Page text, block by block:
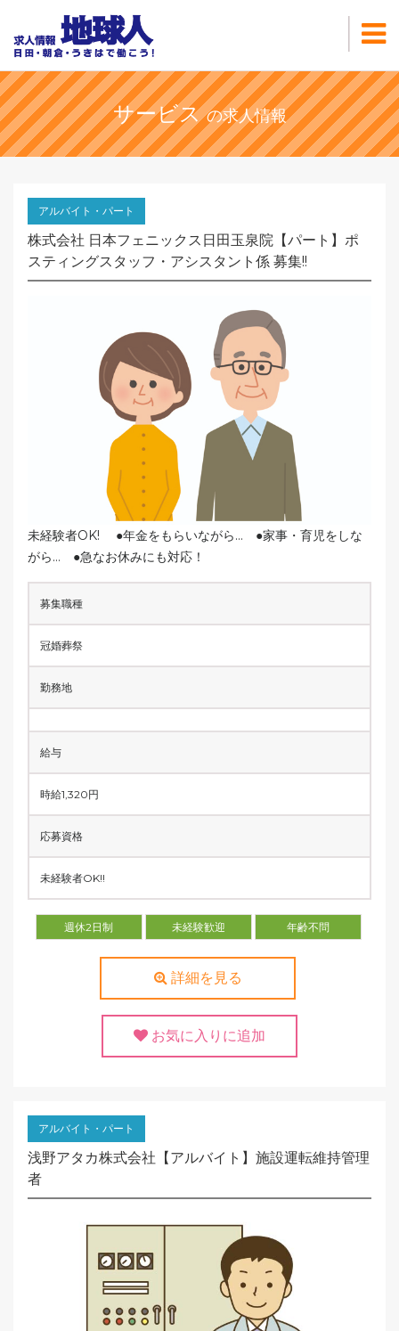
サービスの求人情報
アルバイト・パート
株式会社 日本フェニックス日田玉泉院【パート】ポ
スティングスタッフ・アシスタント係 募集!!
未経験者OK! ●年金をもらいながら… ●家事・育児をしな
がら… ●急なお休みにも対応！
募集職種
冠婚葬祭
勤務地
給与
時給1,320円
応募資格
未経験者OK!!
週休2日制 未経験歓迎 年齢不問
詳細を見る
お気に入りに追加
アルバイト・パート
浅野アタカ株式会社【アルバイト】施設運転維持管理
者